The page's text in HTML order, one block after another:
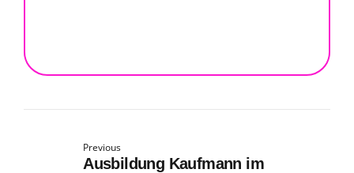
Previous
Ausbildung Kaufmann im